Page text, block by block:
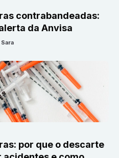
contrabandeadas:
da Anvisa
por que o descarte